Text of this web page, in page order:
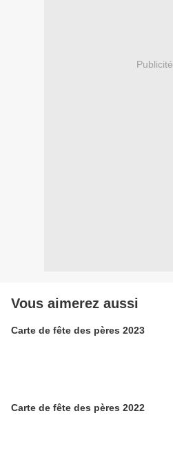
Publicité
Vous aimerez aussi
Carte de fête des pères 2023
Carte de fête des pères 2022